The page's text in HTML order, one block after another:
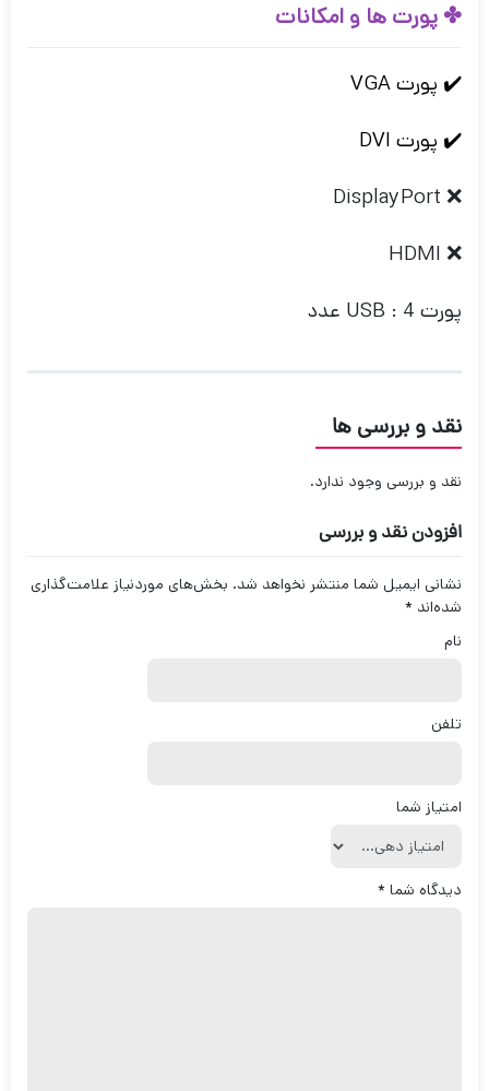
✤ پورت ها و امکانات
✔️ پورت VGA
✔️ پورت DVI
❌ DisplayPort
❌ HDMI
پورت USB : 4 عدد
نقد و بررسی ها
نقد و بررسی وجود ندارد.
افزودن نقد و بررسی
نشانی ایمیل شما منتشر نخواهد شد. بخش‌های موردنیاز علامت‌گذاری
شده‌اند *
نام
تلفن
امتیاز شما
دیدگاه شما *